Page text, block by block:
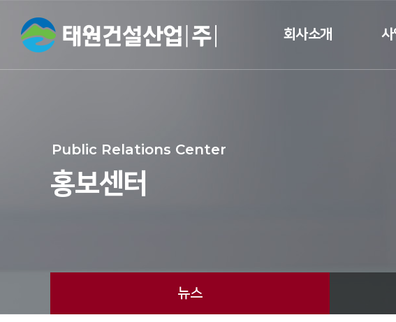
회사소개
Public Relations Center
홍보센터
뉴스